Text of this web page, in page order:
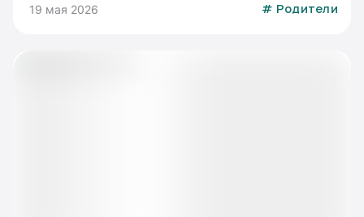
19 мая 2026 # Родители